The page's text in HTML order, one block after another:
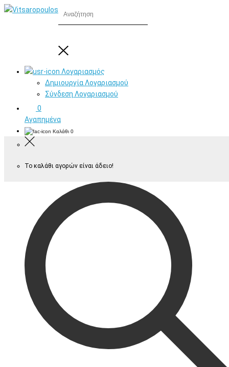
Λογαριασμός
Δημιουργία Λογαριασμού
Σύνδεση Λογαριασμού
0
Αγαπημένα
Καλάθι 0
Το καλάθι αγορών είναι άδειο!